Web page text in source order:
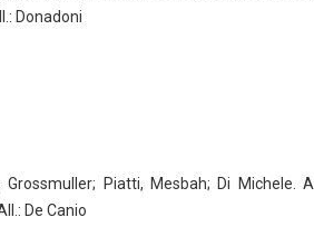
Donadoni
Grossmuller; Piatti, Mesbah; Di Michele. A
De Canio